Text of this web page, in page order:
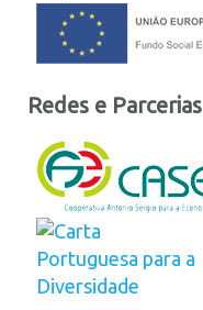
Redes e Parcerias